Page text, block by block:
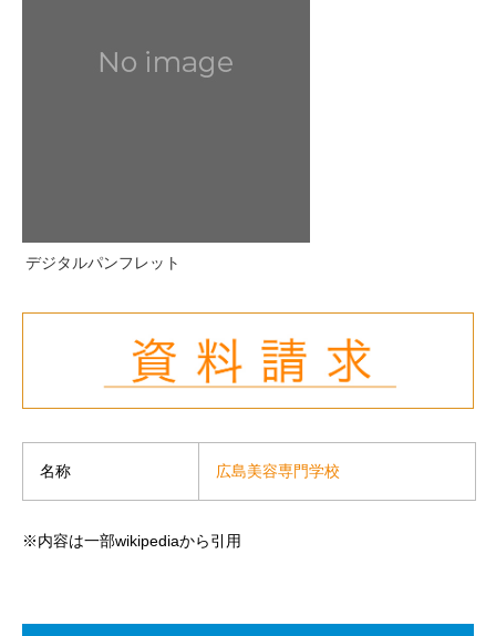
デジタルパンフレット
名称 広島美容専門学校
※内容は一部wikipediaから引用